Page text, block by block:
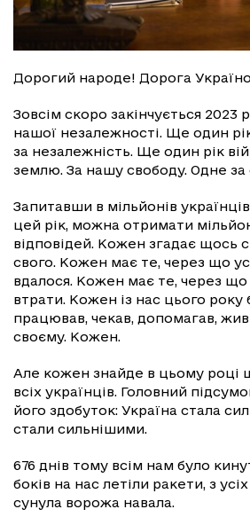
Дорогий народе! Дорога
Зовсім скоро закінчується 2023
нашої незалежності. Ще один
за незалежність. Ще один рік
землю. За нашу свободу. Одне за
Запитавши в мільйонів
цей рік, можна отримати
відповідей. Кожен згадає щось
свого. Кожен має те, через що
вдалося. Кожен має те, через що
втрати. Кожен із нас цього року
працював, чекав, допомагав, жив
своєму. Кожен.
Але кожен знайде в цьому році
всіх українців. Головний
його здобуток: Україна стала
стали сильнішими.
676 днів тому всім нам було
боків на нас летіли ракети, з
сунула ворожа навала.